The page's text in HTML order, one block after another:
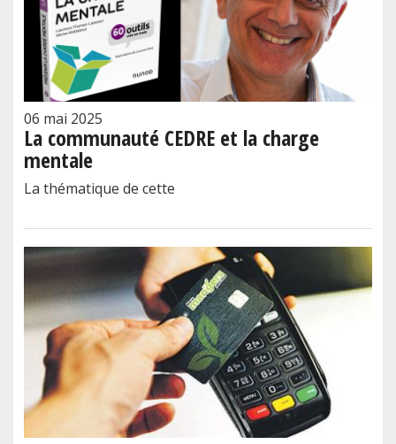
06 mai 2025
La communauté CEDRE et la charge
mentale
La thématique de cette